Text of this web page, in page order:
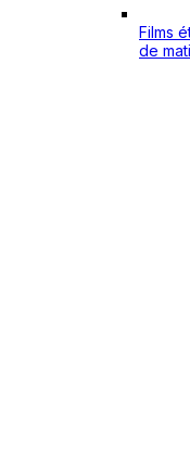
Films
de